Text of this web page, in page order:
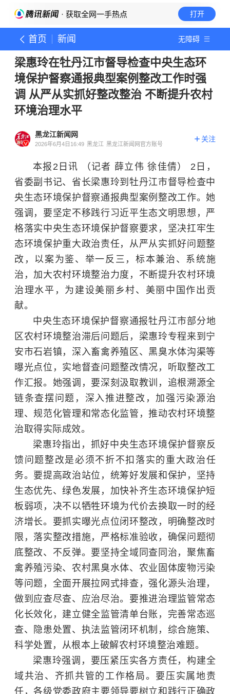
· 获取全网一手热点 打开
首页 新闻 无障碍
梁惠玲在牡丹江市督导检查中央生态环
境保护督察通报典型案例整改工作时强
调 从严从实抓好整改整治 不断提升农村
环境治理水平
黑龙江新闻网
2026年6月4日16:49 黑龙江 黑龙江新闻网官方账号
关注
本报2日讯 （记者 薛立伟 徐佳倩）
2日，
省委副书记、省长梁惠玲到牡丹江市督导检查中
央生态环境保护督察通报典型案例整改工作。她
强调，要坚定不移践行习近平生态文明思想，严
格落实中央生态环境保护督察要求，坚决扛牢生
态环境保护重大政治责任，从严从实抓好问题整
改，以案为鉴、举一反三，标本兼治、系统施
治，加大农村环境整治力度，不断提升农村环境
治理水平，为建设美丽乡村、美丽中国作出贡
献。
中央生态环境保护督察通报牡丹江市部分地
区农村环境整治滞后问题后，梁惠玲专程来到宁
安市石岩镇，深入畜禽养殖区、黑臭水体沟渠等
曝光点位，实地督查问题整改情况，听取整改工
作汇报。她强调，要深刻汲取教训，追根溯源全
链条查摆问题，深入推进整改，加强污染源治
理、规范化管理和常态化监管，推动农村环境整
治取得实际成效。
梁惠玲指出，抓好中央生态环境保护督察反
馈问题整改是必须不折不扣落实的重大政治任
务。要提高政治站位，统筹好发展和保护，坚持
生态优先、绿色发展，加快补齐生态环境保护短
板弱项，决不以牺牲环境为代价去换取一时的经
济增长。要抓实曝光点位闭环整改，明确整改时
限，落实整改措施，严格标准验收，确保问题彻
底整改、不反弹。要坚持全域同查同治，聚焦畜
禽养殖污染、农村黑臭水体、农业固体废物污染
等问题，全面开展拉网式排查，强化源头治理，
做到应查尽查、应治尽治。要推进治理监管常态
化长效化，建立健全监管清单台账，完善常态巡
查、隐患处置、执法监管闭环机制，综合施策、
科学处置，从根本上破解农村环境整治难题。
梁惠玲强调，要压紧压实各方责任，构建全
域共治、齐抓共管的工作格局。要压实属地责
任，各级党委政府主要领导要树立和践行正确政